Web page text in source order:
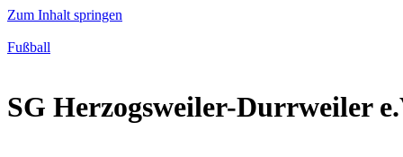
Zum Inhalt springen
Fußball
SG Herzogsweiler-Durrweiler